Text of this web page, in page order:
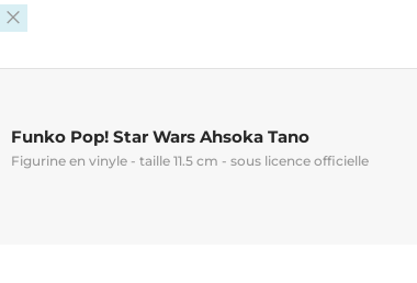
Funko Pop! Star Wars Ahsoka Tano
Figurine en vinyle - taille 11.5 cm - sous licence officielle